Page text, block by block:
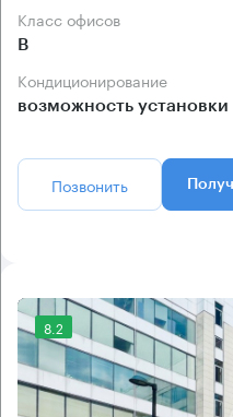
Класс офисов
B
Кондиционирование
возможность установки
Позвонить
8.2